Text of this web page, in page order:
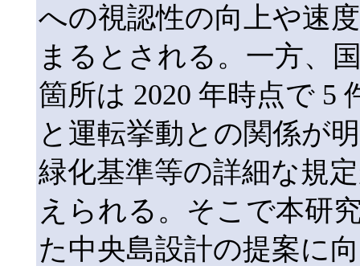
への視認性の向上や速
まるとされる。一方、
箇所は 2020 年時点で 5
と運転挙動との関係が
緑化基準等の詳細な規
えられる。そこで本研
た中央島設計の提案に